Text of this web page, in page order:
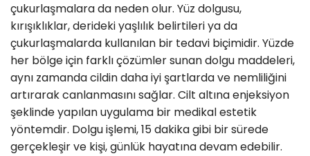
çukurlaşmalara da neden olur. Yüz dolgusu,
kırışıklıklar, derideki yaşlılık belirtileri ya da
çukurlaşmalarda kullanılan bir tedavi biçimidir. Yüzde
her bölge için farklı çözümler sunan dolgu maddeleri,
aynı zamanda cildin daha iyi şartlarda ve nemliliğini
artırarak canlanmasını sağlar. Cilt altına enjeksiyon
şeklinde yapılan uygulama bir medikal estetik
yöntemdir. Dolgu işlemi, 15 dakika gibi bir sürede
gerçekleşir ve kişi, günlük hayatına devam edebilir.